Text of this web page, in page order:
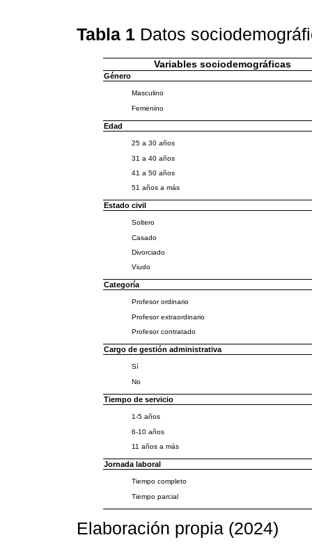
Tabla 1 Datos
Variables sociodemográficas
Género
Masculino
Femenino
Edad
25 a 30 años
31 a 40 años
41 a 50 años
51 años a más
Estado civil
Soltero
Casado
Divorciado
Viudo
Categoría
Profesor ordinario
Profesor extraordinario
Profesor contratado
Cargo de gestión administrativa
Sí
No
Tiempo de servicio
1-5 años
6-10 años
11 años a más
Jornada laboral
Tiempo completo
Tiempo parcial
Elaboración propia (2024)